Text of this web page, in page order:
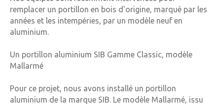
remplacer un portillon en bois d'origine, marqué par les
années et les intempéries, par un modèle neuf en
aluminium.
Un portillon aluminium SIB Gamme Classic, modèle
Mallarmé
Pour ce projet, nous avons installé un portillon
aluminium de la marque SIB. Le modèle Mallarmé, issu